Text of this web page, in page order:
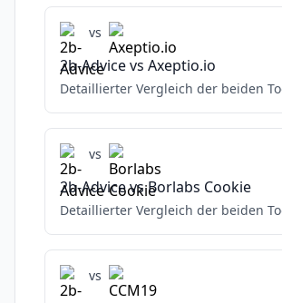
vs
2b-Advicevs Axeptio.io
Detaillierter Vergleich der beiden
vs
2b-AdvicevsBorlabs Cookie
Detaillierter Vergleich der beiden
vs